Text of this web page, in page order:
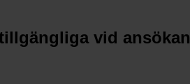
vid ansökan